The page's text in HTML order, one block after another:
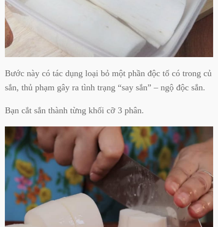
Bước này có tác dụng loại bỏ một phần độc tố có trong củ
sắn, thủ phạm gây ra tình trạng “say sắn” – ngộ độc sắn.
Bạn cắt sắn thành từng khối cỡ 3 phân.